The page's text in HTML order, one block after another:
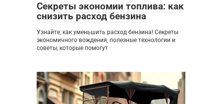
Секреты экономии топлива: как
снизить расход бензина
Узнайте, как уменьшить расход бензина! Секреты
экономичного вождения, полезные технологии и
советы, которые помогут